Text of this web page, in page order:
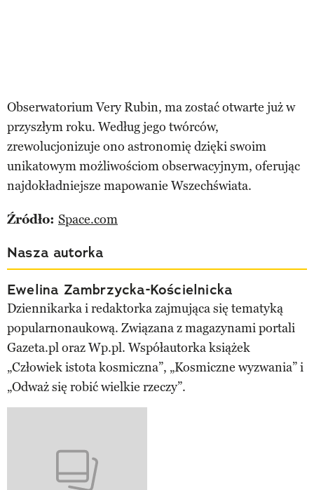
Obserwatorium Very Rubin, ma zostać otwarte już w
przyszłym roku. Według jego twórców,
zrewolucjonizuje ono astronomię dzięki swoim
unikatowym możliwościom obserwacyjnym, oferując
najdokładniejsze mapowanie Wszechświata.
Źródło: Space.com
Nasza autorka
Ewelina Zambrzycka-Kościelnicka
Dziennikarka i redaktorka zajmująca się tematyką
popularnonaukową. Związana z magazynami portali
Gazeta.pl oraz Wp.pl. Współautorka książek
„Człowiek istota kosmiczna”, „Kosmiczne wyzwania” i
„Odważ się robić wielkie rzeczy”.